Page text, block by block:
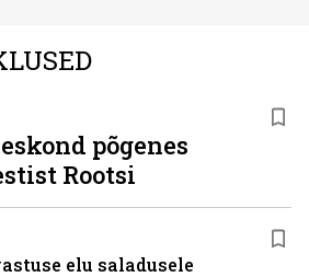
põgenes
Rootsi
elu saladusele